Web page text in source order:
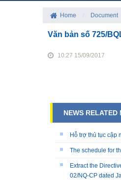
Home Document
Văn bản số 725/
10:27 15/09/2017
NEWS RELATED
Hỗ trợ thủ tục cập
The schedule for
Extract the
02/NQ-CP dated